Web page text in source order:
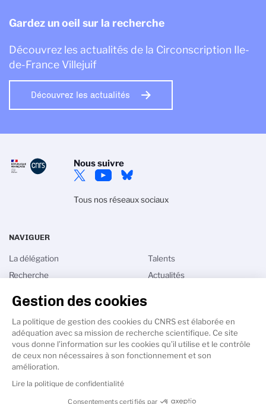
Gardez un oeil sur la recherche
Découvrez les actualités de la Circonscription Ile-
de-France Villejuif
Découvrez les actualités
Nous suivre
Tous nos réseaux sociaux
Mentions légales Données personnelles
NAVIGUER
La délégation
Recherche
Sciences & Société
Talents
Actualités
Villejuif
Gestion des cookies
La politique de gestion des cookies du CNRS est élaborée en
adéquation avec sa mission de recherche scientifique. Ce site
vous donne l’information sur les cookies qu’il utilise et le contrôle
de ceux non nécessaires à son fonctionnement et son
amélioration.
Lire la politique de confidentialité
Consentements certifiés par